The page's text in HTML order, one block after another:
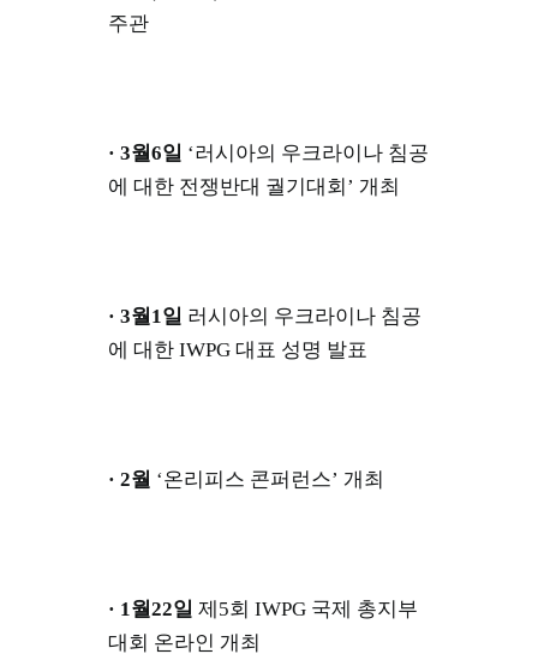
주관
· 3월6일 ‘러시아의 우크라이나 침공
에 대한 전쟁반대 궐기대회’ 개최
· 3월1일 러시아의 우크라이나 침공
에 대한 IWPG 대표 성명 발표
· 2월 ‘온리피스 콘퍼런스’ 개최
· 1월22일 제5회 IWPG 국제 총지부
대회 온라인 개최